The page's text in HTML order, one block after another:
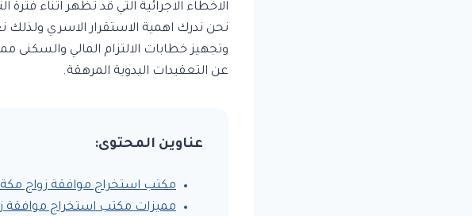
الاخطاء الاجرائية التي قد تظهر اثناء
نحن ندرك اهمية الاستقرار الاسري
وتجهيز خطابات الالتزام المالي
عن التعقيدات اليدوية المرهقة.
عناوين المحتوى:
مكتب استخراج موافقة زواج مكة
مميزات مكتب استخراج موافقة